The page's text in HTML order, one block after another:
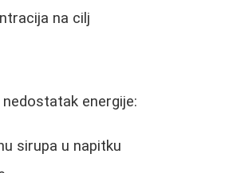
na cilj
energije:
sirupa u napitku